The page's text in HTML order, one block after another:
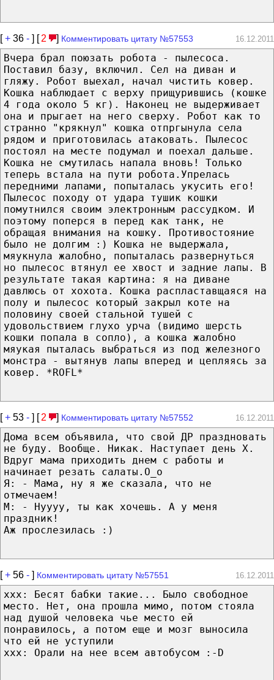
[+ 36 - ] [ 2 ] Комментировать цитату №57553 16.12.2011
Вчера брал поюзать робота - пылесоса.
Поставил базу, включил. Сел на диван и
гляжу. Робот выехал, начал чистить ковер.
Кошка наблюдает с верху прищурившись (кошке
4 года около 5 кг). Наконец не выдерживает
она и прыгает на него сверху. Робот как то
странно "крякнул" кошка отпргынула села
рядом и приготовилась атаковать. Пылесос
постоял на месте подумал и поехал дальше.
Кошка не смутилась напала вновь! Только
теперь встала на пути робота.Упрелась
передними лапами, попыталась укусить его!
Пылесос походу от удара тушик кошки
помутнился своим электронным рассудком. И
поэтому поперся в перед как танк, не
обращая внимания на кошку. Противостояние
было не долгим :) Кошка не выдержала,
мяукнула жалобно, попыталась развернуться
но пылесос втянул ее хвост и задние лапы. В
результате такая картина: я на диване
давлюсь от хохота. Кошка распластавщаяся на
полу и пылесос который закрыл коте на
половину своей стальной тушей с
удовольствием глухо урча (видимо шерсть
кошки попала в сопло), а кошка жалобно
мяукая пыталась выбраться из под железного
монстра - вытянув лапы вперед и цепляясь за
ковер. *ROFL*
[+ 53 - ] [ 2 ] Комментировать цитату №57552 16.12.2011
Дома всем объявила, что свой ДР праздновать
не буду. Вообще. Никак. Наступает день Х.
Вдруг мама приходить днем с работы и
начинает резать салаты.O_o
Я: - Мама, ну я же сказала, что не
отмечаем!
М: - Нуууу, ты как хочешь. А у меня
праздник!
Аж прослезилась :)
[+ 56 - ] Комментировать цитату №57551 16.12.2011
ххх: Бесят бабки такие... Было свободное
место. Нет, она прошла мимо, потом стояла
над душой человека чье место ей
понравилось, а потом еще и мозг выносила
что ей не уступили
ххх: Орали на нее всем автобусом :-D